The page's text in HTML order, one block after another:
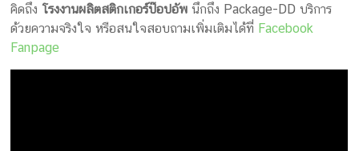
คิดถึงโรงงานผลิตสติกเกอร์ป๊อปอัพ นึกถึง Package-DD บริการ
ด้วยความจริงใจ หรือสนใจสอบถามเพิ่มเติมได้ที่ Facebook
Fanpage